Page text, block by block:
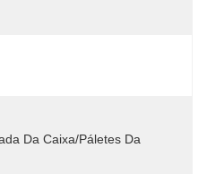
Da Caixa/páletes Da